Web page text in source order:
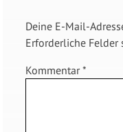
Deine E-Mail-
Erforderliche Felder
Kommentar*